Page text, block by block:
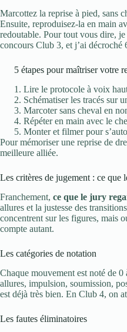
Marcottez la reprise à pied, sans
Ensuite, reproduisez-la en main
redoutable. Pour tout vous dire,
concours Club 3, et j’ai décroché
5 étapes pour maîtriser votre
Lire le protocole à voix
Schématiser les tracés sur
Marcoter sans cheval en
Répéter en main avec le
Monter et filmer pour
Pour mémoriser une reprise de
meilleure alliée.
Les critères de jugement : ce que
Franchement, ce que le jury
allures et la justesse des
concentrent sur les figures, mais
compte autant.
Les catégories de notation
Chaque mouvement est noté de
allures, impulsion, soumission,
est déjà très bien. En Club 4, on
Les fautes éliminatoires